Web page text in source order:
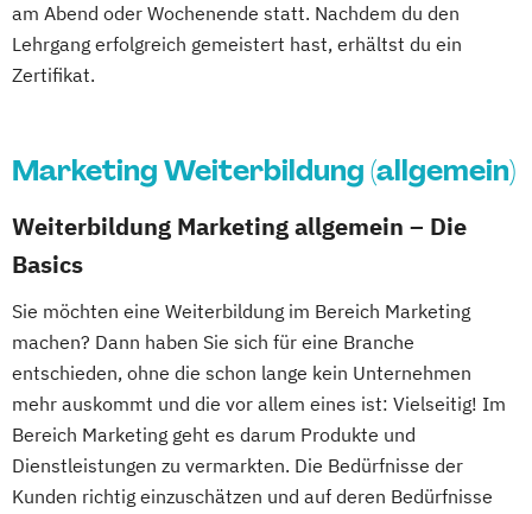
am Abend oder Wochenende statt. Nachdem du den
Lehrgang erfolgreich gemeistert hast, erhältst du ein
Zertifikat.
Marketing Weiterbildung (allgemein)
Weiterbildung Marketing allgemein – Die
Basics
Sie möchten eine Weiterbildung im Bereich Marketing
machen? Dann haben Sie sich für eine Branche
entschieden, ohne die schon lange kein Unternehmen
mehr auskommt und die vor allem eines ist: Vielseitig! Im
Bereich Marketing geht es darum Produkte und
Dienstleistungen zu vermarkten. Die Bedürfnisse der
Kunden richtig einzuschätzen und auf deren Bedürfnisse